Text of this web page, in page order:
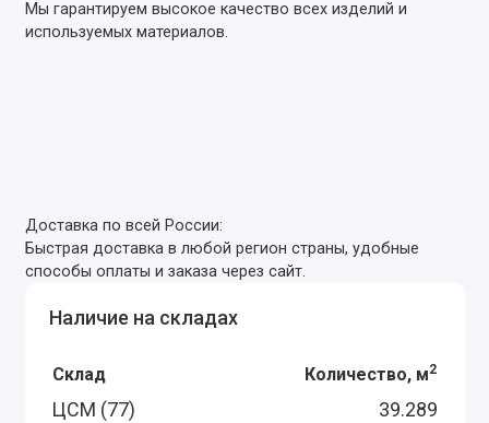
Мы гарантируем высокое качество всех изделий и
используемых материалов.
Доставка по всей России:
Быстрая доставка в любой регион страны, удобные
способы оплаты и заказа через сайт.
Наличие на складах
Склад Количество, м2
ЦСМ (77)
39.289